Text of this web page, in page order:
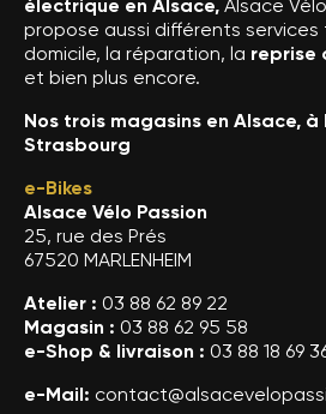
électrique en Alsace, Alsace
propose aussi différents services
domicile, la réparation, la reprise
et bien plus encore.
Nos trois magasins en Alsace, à
Strasbourg
e-Bikes
Alsace Vélo Passion
25, rue des Prés
67520 MARLENHEIM
Atelier : 03 88 62 89 22
Magasin : 03 88 62 95 58
e-Shop & livraison : 03 88 18 69
e-Mail: